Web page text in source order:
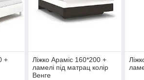
+
Ліжко Араміс 160*200 +
ламелі під матрац колір
Венге